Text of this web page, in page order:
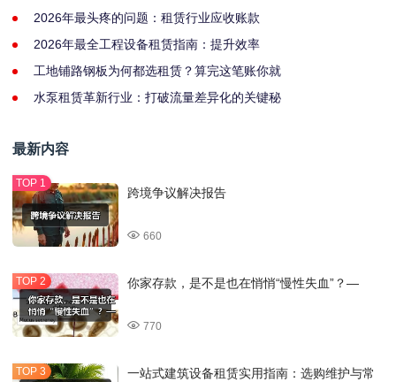
2026年最头疼的问题：租赁行业应收账款
2026年最全工程设备租赁指南：提升效率
工地铺路钢板为何都选租赁？算完这笔账你就
水泵租赁革新行业：打破流量差异化的关键秘
最新内容
跨境争议解决报告
660
你家存款，是不是也在悄悄“慢性失血”？—
770
一站式建筑设备租赁实用指南：选购维护与常